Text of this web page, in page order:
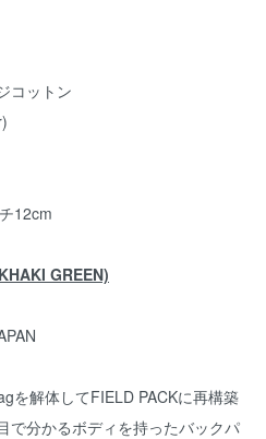
コットン
12cm
GREEN)
を解体してFIELD PACKに再構築
で分かるボディを持ったバックパ